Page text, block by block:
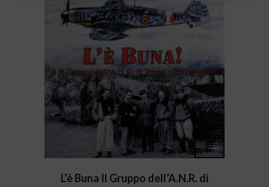
L’è Buna Il Gruppo dell’A.N.R. di